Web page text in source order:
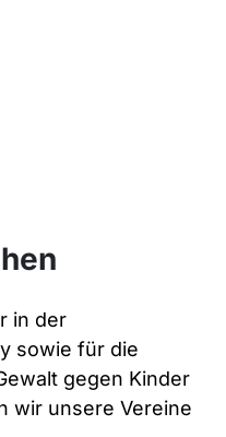
in der
sowie für die
gegen Kinder
wir unsere Vereine